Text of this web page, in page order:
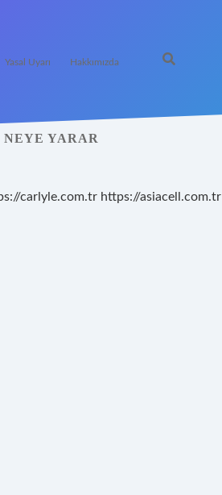
Yasal Uyarı Hakkımızda
YARAR
carlyle.com.tr https://asiacell.com.tr